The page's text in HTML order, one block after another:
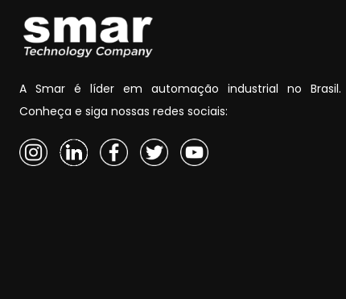
A Smar é líder em automação industrial no Brasil.
Conheça e siga nossas redes sociais: